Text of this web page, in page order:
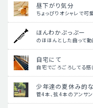
昼下がり気分
ちょっぴりオシャレで可
ほんわかぷっぷー
のほほんとした曲って
自宅にて
自宅でごろごろしてる
少年達の夏休み的
管4本、弦4本のアンサ